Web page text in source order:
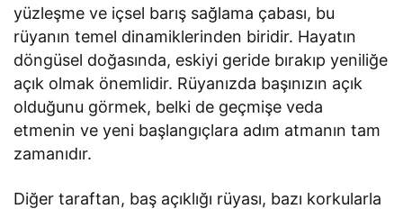
yüzleşme ve içsel barış sağlama çabası, bu
rüyanın temel dinamiklerinden biridir. Hayatın
döngüsel doğasında, eskiyi geride bırakıp yeniliğe
açık olmak önemlidir. Rüyanızda başınızın açık
olduğunu görmek, belki de geçmişe veda
etmenin ve yeni başlangıçlara adım atmanın tam
zamanıdır.
Diğer taraftan, baş açıklığı rüyası, bazı korkularla